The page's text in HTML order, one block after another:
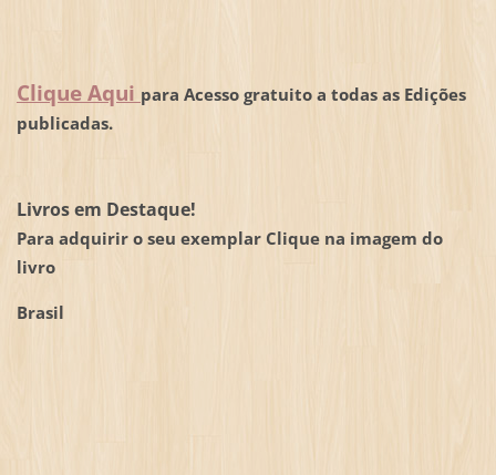
Clique Aqui para Acesso gratuito a todas as Edições
publicadas.
Livros em Destaque!
Para adquirir o seu exemplar Clique na imagem do
livro
Brasil